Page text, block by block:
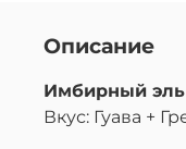
Описание
Имбирный эль
Вкус: Гуава +